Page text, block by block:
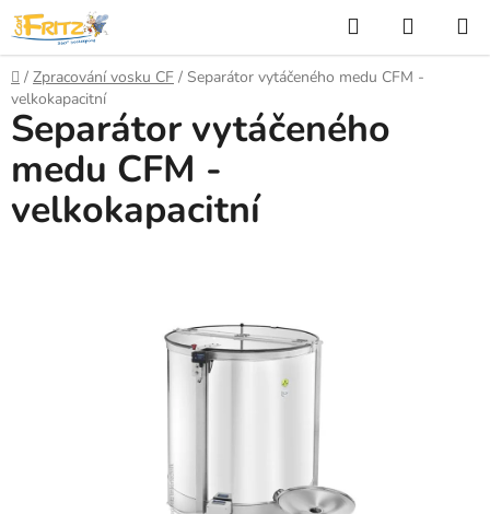
Přejít
na
obsah
Hledat
KOŠÍK
Domů
/ Zpracování vosku CF / Separátor vytáčeného medu CFM -
velkokapacitní
Separátor vytáčeného
medu CFM -
velkokapacitní